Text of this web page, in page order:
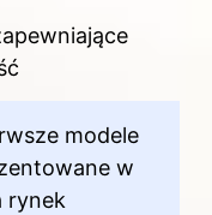
modele
w
rynek